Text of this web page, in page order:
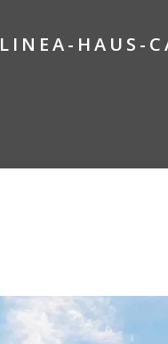
LINEA-HAUS-